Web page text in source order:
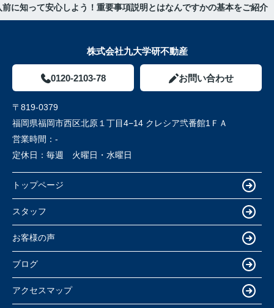
に知って安心しよう！重要事項説明とはなんですかの基本をご紹介
株式会社九大学研不動産
0120-2103-78 お問い合わせ
〒819-0379
福岡県福岡市西区北原１丁目4−14 クレシア弐番館1ＦＡ
営業時間： -
定休日： 毎週 火曜日・水曜日
トップページ
スタッフ
お客様の声
ブログ
アクセスマップ